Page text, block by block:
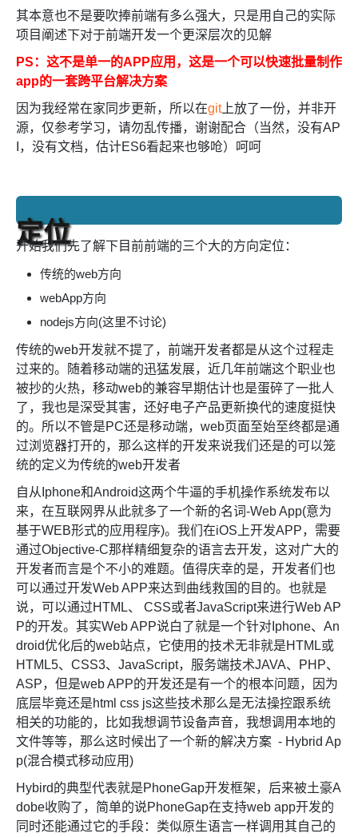
其本意也不是要吹捧前端有多么强大，只是用自己的实际
项目阐述下对于前端开发一个更深层次的见解
PS：这不是单一的APP应用，这是一个可以快速批量制作
app的一套跨平台解决方案
因为我经常在家同步更新，所以在git上放了一份，并非开
源，仅参考学习，请勿乱传播，谢谢配合（当然，没有AP
I，没有文档，估计ES6看起来也够呛）呵呵
定位
开始我们先了解下目前前端的三个大的方向定位：
传统的web方向
webApp方向
nodejs方向(这里不讨论)
传统的web开发就不提了，前端开发者都是从这个过程走
过来的。随着移动端的迅猛发展，近几年前端这个职业也
被抄的火热，移动web的兼容早期估计也是蛋碎了一批人
了，我也是深受其害，还好电子产品更新换代的速度挺快
的。所以不管是PC还是移动端，web页面至始至终都是通
过浏览器打开的，那么这样的开发来说我们还是的可以笼
统的定义为传统的web开发者
自从Iphone和Android这两个牛逼的手机操作系统发布以
来，在互联网界从此就多了一个新的名词-Web App(意为
基于WEB形式的应用程序)。我们在iOS上开发APP，需要
通过Objective-C那样精细复杂的语言去开发，这对广大的
开发者而言是个不小的难题。值得庆幸的是，开发者们也
可以通过开发Web APP来达到曲线救国的目的。也就是
说，可以通过HTML、 CSS或者JavaScript来进行Web AP
P的开发。其实Web APP说白了就是一个针对Iphone、An
droid优化后的web站点，它使用的技术无非就是HTML或
HTML5、CSS3、JavaScript，服务端技术JAVA、PHP、
ASP，但是web APP的开发还是有一个的根本问题，因为
底层毕竟还是html css js这些技术那么是无法操控跟系统
相关的功能的，比如我想调节设备声音，我想调用本地的
文件等等，那么这时候出了一个新的解决方案 - Hybrid Ap
p(混合模式移动应用)
Hybird的典型代表就是PhoneGap开发框架，后来被土豪A
dobe收购了，简单的说PhoneGap在支持web app开发的
同时还能通过它的手段：类似原生语言一样调用其自己的